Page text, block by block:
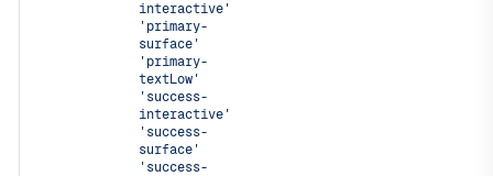
interactive'
'primary-
surface'
'primary-
textLow'
'success-
interactive'
'success-
surface'
'success-